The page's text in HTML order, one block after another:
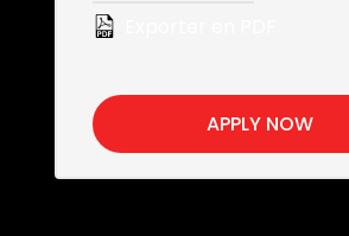
APPLY NOW